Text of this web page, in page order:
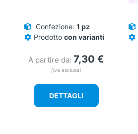
Confezione: 1 pz
Prodotto con varianti
A partire da: 7,30 €
(iva esclusa)
DETTAGLI